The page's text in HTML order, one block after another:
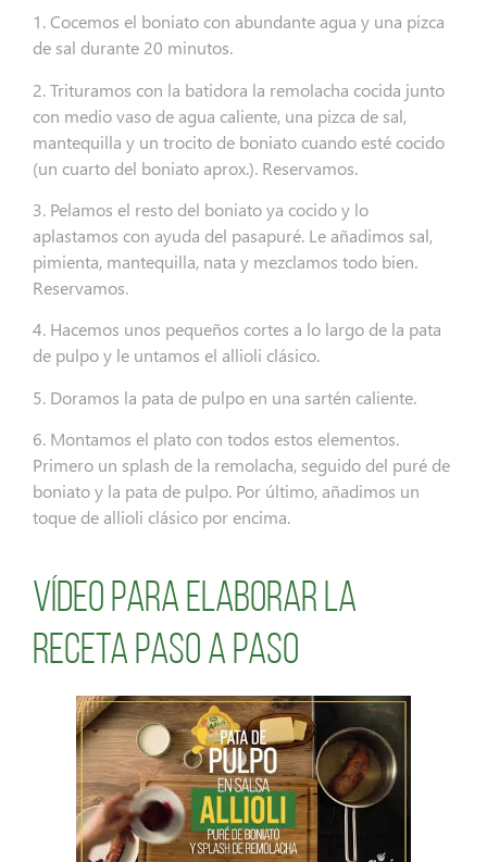
1. Cocemos el boniato con abundante agua y una pizca
de sal durante 20 minutos.
2. Trituramos con la batidora la remolacha cocida junto
con medio vaso de agua caliente, una pizca de sal,
mantequilla y un trocito de boniato cuando esté cocido
(un cuarto del boniato aprox.). Reservamos.
3. Pelamos el resto del boniato ya cocido y lo
aplastamos con ayuda del pasapuré. Le añadimos sal,
pimienta, mantequilla, nata y mezclamos todo bien.
Reservamos.
4. Hacemos unos pequeños cortes a lo largo de la pata
de pulpo y le untamos el allioli clásico.
5. Doramos la pata de pulpo en una sartén caliente.
6. Montamos el plato con todos estos elementos.
Primero un splash de la remolacha, seguido del puré de
boniato y la pata de pulpo. Por último, añadimos un
toque de allioli clásico por encima.
Vídeo para elaborar la
receta paso a paso